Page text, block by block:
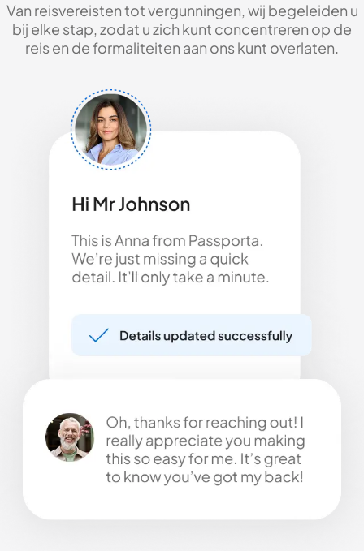
Van reisvereisten tot vergunningen, wij begeleiden u
bij elke stap, zodat u zich kunt concentreren op de
reis en de formaliteiten aan ons kunt overlaten.